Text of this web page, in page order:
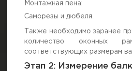
Монтажная пена;
Саморезы и дюбеля.
Также необходимо заранее
количество оконных
соответствующих размерам
Этап 2: Измерение